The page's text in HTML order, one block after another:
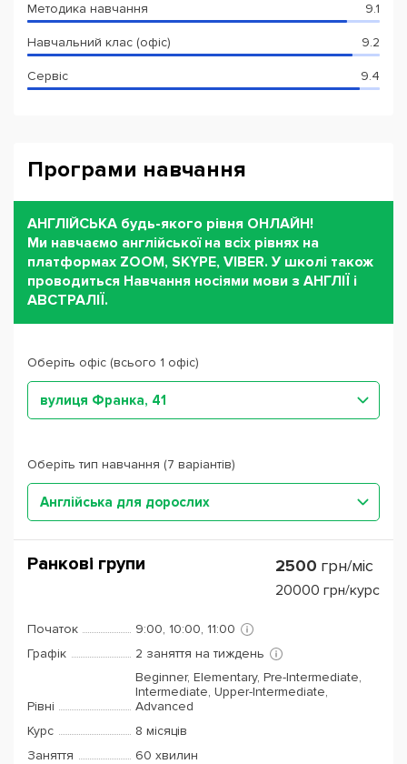
Методика навчання 9.1
Навчальний клас (офіс) 9.2
Сервіс 9.4
Програми навчання
АНГЛІЙСЬКА будь-якого рівня ОНЛАЙН!
Ми навчаємо англійської на всіх рівнях на
платформах ZOOM, SKYPE, VIBER. У школі також
проводиться Навчання носіями мови з АНГЛІЇ і
АВСТРАЛІЇ.
Оберіть офіс (всього 1 офіс)
вулиця Франка, 41
Оберіть тип навчання (7 варіантів)
Англійська для дорослих
Ранкові групи 2500 грн/міс
20000 грн/курс
Початок
9:00, 10:00, 11:00
Графік
2 заняття на тиждень
Рівні
Beginner, Elementary, Pre-Intermediate,
Intermediate, Upper-Intermediate,
Advanced
Курс
8 місяців
Заняття
60 хвилин